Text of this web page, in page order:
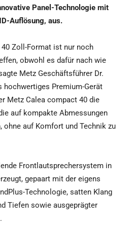
Panel-Technologie mit
Auflösung, aus.
Zoll-Format ist nur noch
obwohl es dafür nach wie
Metz Geschäftsführer Dr.
hochwertiges Premium-Gerät
Metz Calea compact 40 die
auf kompakte Abmessungen
ohne auf Komfort und Technik zu
Frontlautsprechersystem in
gepaart mit der eigens
Technologie, satten Klang
Tiefen sowie ausgeprägter